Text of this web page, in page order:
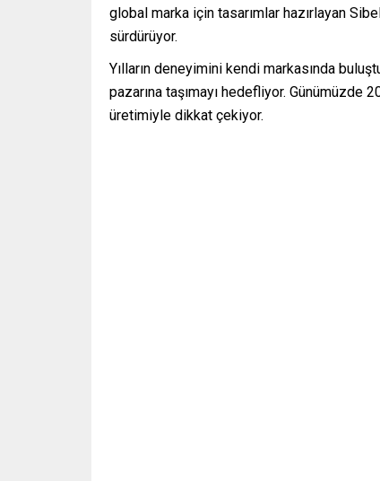
global marka için tasarımlar hazırlayan
sürdürüyor.
Yılların deneyimini kendi markasında
pazarına taşımayı hedefliyor. Günümüzde
üretimiyle dikkat çekiyor.